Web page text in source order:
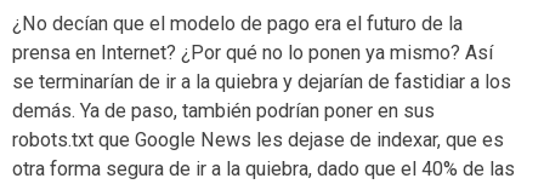
¿No decían que el modelo de pago era el futuro de la
prensa en Internet? ¿Por qué no lo ponen ya mismo? Así
se terminarían de ir a la quiebra y dejarían de fastidiar a los
demás. Ya de paso, también podrían poner en sus
robots.txt que Google News les dejase de indexar, que es
otra forma segura de ir a la quiebra, dado que el 40% de las